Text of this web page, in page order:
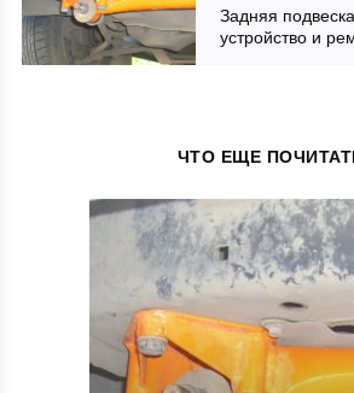
Задняя
устройство и
ЧТО ЕЩЕ